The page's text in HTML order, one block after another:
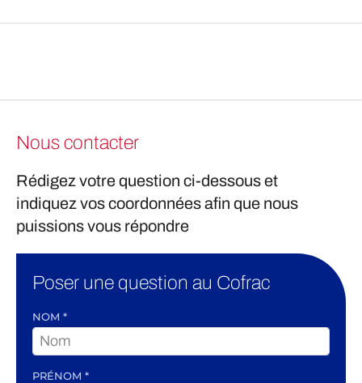
Nous contacter
Rédigez votre question ci-dessous et
indiquez vos coordonnées afin que nous
puissions vous répondre
Poser une question au Cofrac
NOM *
PRÉNOM *